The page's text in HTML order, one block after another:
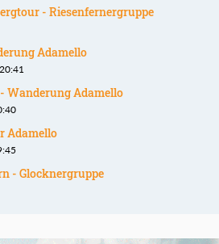
- Riesenfernergruppe
Adamello
Wanderung Adamello
Adamello
- Glocknergruppe